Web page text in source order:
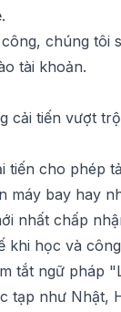
chúng tôi
tài khoản.
tiến vượt
tiến cho phép
máy bay hay
nhất chấp
học và
tắt ngữ pháp
tạp như Nhật,